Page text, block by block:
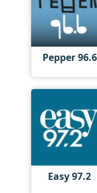
Pepper 96.6
Easy 97.2